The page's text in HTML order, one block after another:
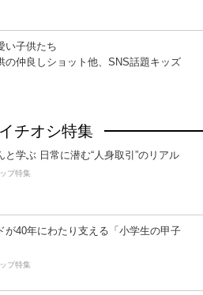
い子供たち
の仲良しショット他、SNS話題キッズ
チオシ特集
と学ぶ 日常に潜む“人身取引”のリアル
プ特集
が40年にわたり支える「小学生の甲子
プ特集